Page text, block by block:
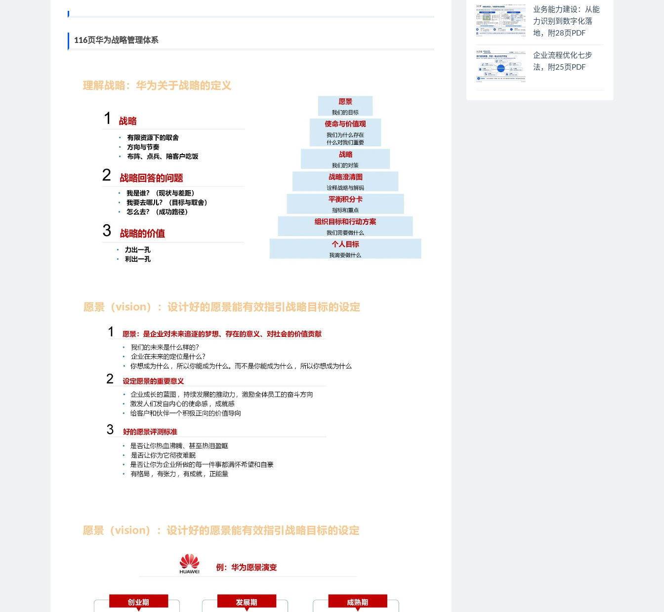
116页华为战略管理体系
业务能力建设：从能
力识别到数字化落
地，附28页PDF
企业流程优化七步
法，附25页PDF